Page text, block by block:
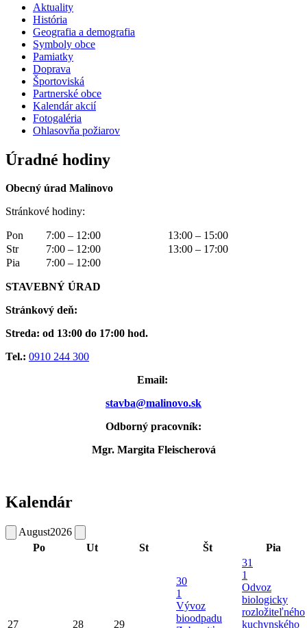
Aktuality
História
Geografia a demografia
Symboly obce
Pamiatky
Doprava
Športoviská
Partnerské obce
Kalendár akcií
Fotogaléria
Ohlasovňa požiarov
Úradné hodiny
Obecný úrad Malinovo
Stránkové hodiny:
Pon 7:00 – 12:00
13:00 – 15:00
Str
7:00 – 12:00
13:00 – 17:00
Pia
7:00 – 12:00
STAVEBNÝ ÚRAD
Stránkový deň:
Streda: od 13:00 do 17:00 hod.
Tel.: 0910 244 300
Email:
stavba@malinovo.sk
Odborný pracovník:
Mgr. Margita Fleischerová
Kalendár
August2026
Po
Ut St Št Pia
27 28 29
30
1
Vývoz
bioodpadu
31
1
Odvoz
biologicky
rozložiteľného
kuchynského